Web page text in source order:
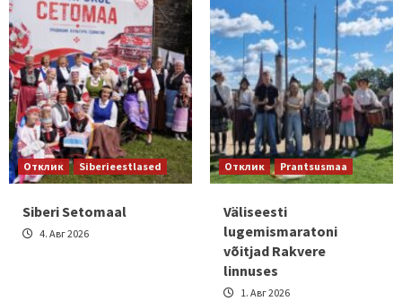
Отклик Siberieestlased
Siberi Setomaal
4. Авг 2026
Отклик Prantsusmaa
Väliseesti
lugemismaratoni
võitjad Rakvere
linnuses
1. Авг 2026